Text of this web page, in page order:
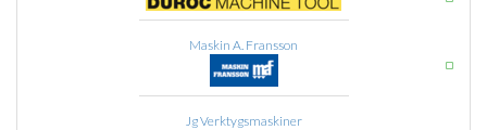
Maskin A. Fransson
Jg Verktygsmaskiner